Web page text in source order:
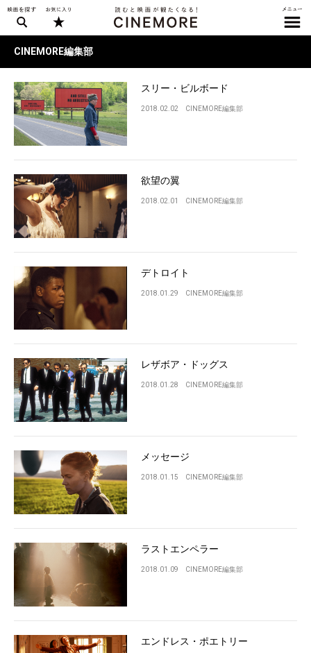
CINEMORE編集部
スリー・ビルボード
2018.02.02 CINEMORE編集部
欲望の翼
2018.02.01 CINEMORE編集部
デトロイト
2018.01.29 CINEMORE編集部
レザボア・ドッグス
2018.01.28 CINEMORE編集部
メッセージ
2018.01.15 CINEMORE編集部
ラストエンペラー
2018.01.09 CINEMORE編集部
エンドレス・ポエトリー